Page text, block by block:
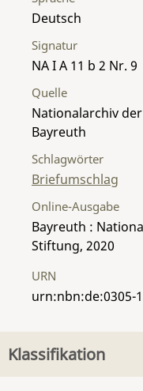
Deutsch
Signatur
NA I A 11 b 2 Nr. 9
Quelle
Nationalarchiv
Bayreuth
Schlagwörter
Briefumschlag
Online-Ausgabe
Bayreuth :
Stiftung, 2020
URN
urn:nbn:de:0305-
Klassifikation